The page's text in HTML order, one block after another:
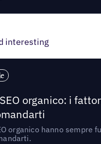
interesting
organico: i
organico hanno